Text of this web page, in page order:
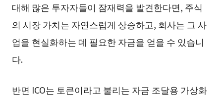
대해 많은 투자자들이 잠재력을 발견한다면, 주식
의 시장 가치는 자연스럽게 상승하고, 회사는 그 사
업을 현실화하는 데 필요한 자금을 얻을 수 있습니
다.
반면 ICO는 토큰이라고 불리는 자금 조달용 가상화